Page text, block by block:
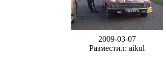
2009-03-07
Разместил: aikul